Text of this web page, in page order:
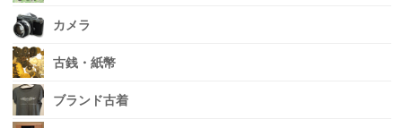
カメラ
古銭・紙幣
ブランド古着